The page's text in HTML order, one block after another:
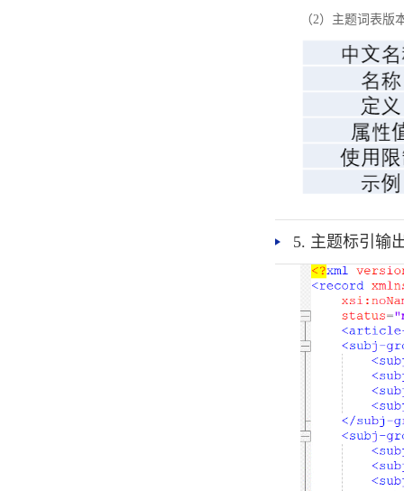
（2）主题词表版
5. 主题标引输